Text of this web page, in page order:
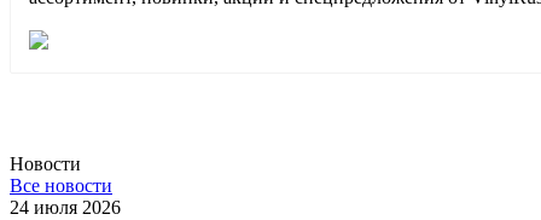
Новости
Все новости
24 июля 2026